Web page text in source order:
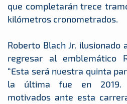
que completarán trece
kilómetros cronometrados.
Roberto Blach Jr. ilusionado
regresar al emblemático
“Esta será nuestra quinta
la última fue en 2019.
motivados ante esta